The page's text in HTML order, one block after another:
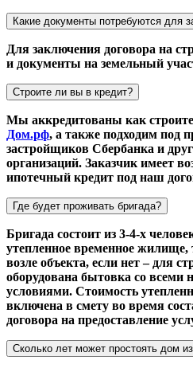
Какие документы потребуются для
Для заключения договора на
и документы на земельный
Строите ли вы в кредит?
Мы аккредитованы как
Дом.рф, а также подходим под
застройщиков Сбербанка и
организаций. Заказчик имеет
ипотечный кредит под наш
Где будет проживать бригада?
Бригада состоит из 3-4-х
утепленное временное жилище,
возле объекта, если нет – для
оборудована бытовка со
условиями. Стоимость
включена в смету во время
договора на предоставление
Сколько лет может простоять дом